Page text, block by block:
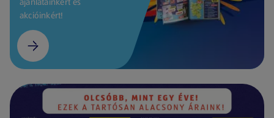
akcióinkért!